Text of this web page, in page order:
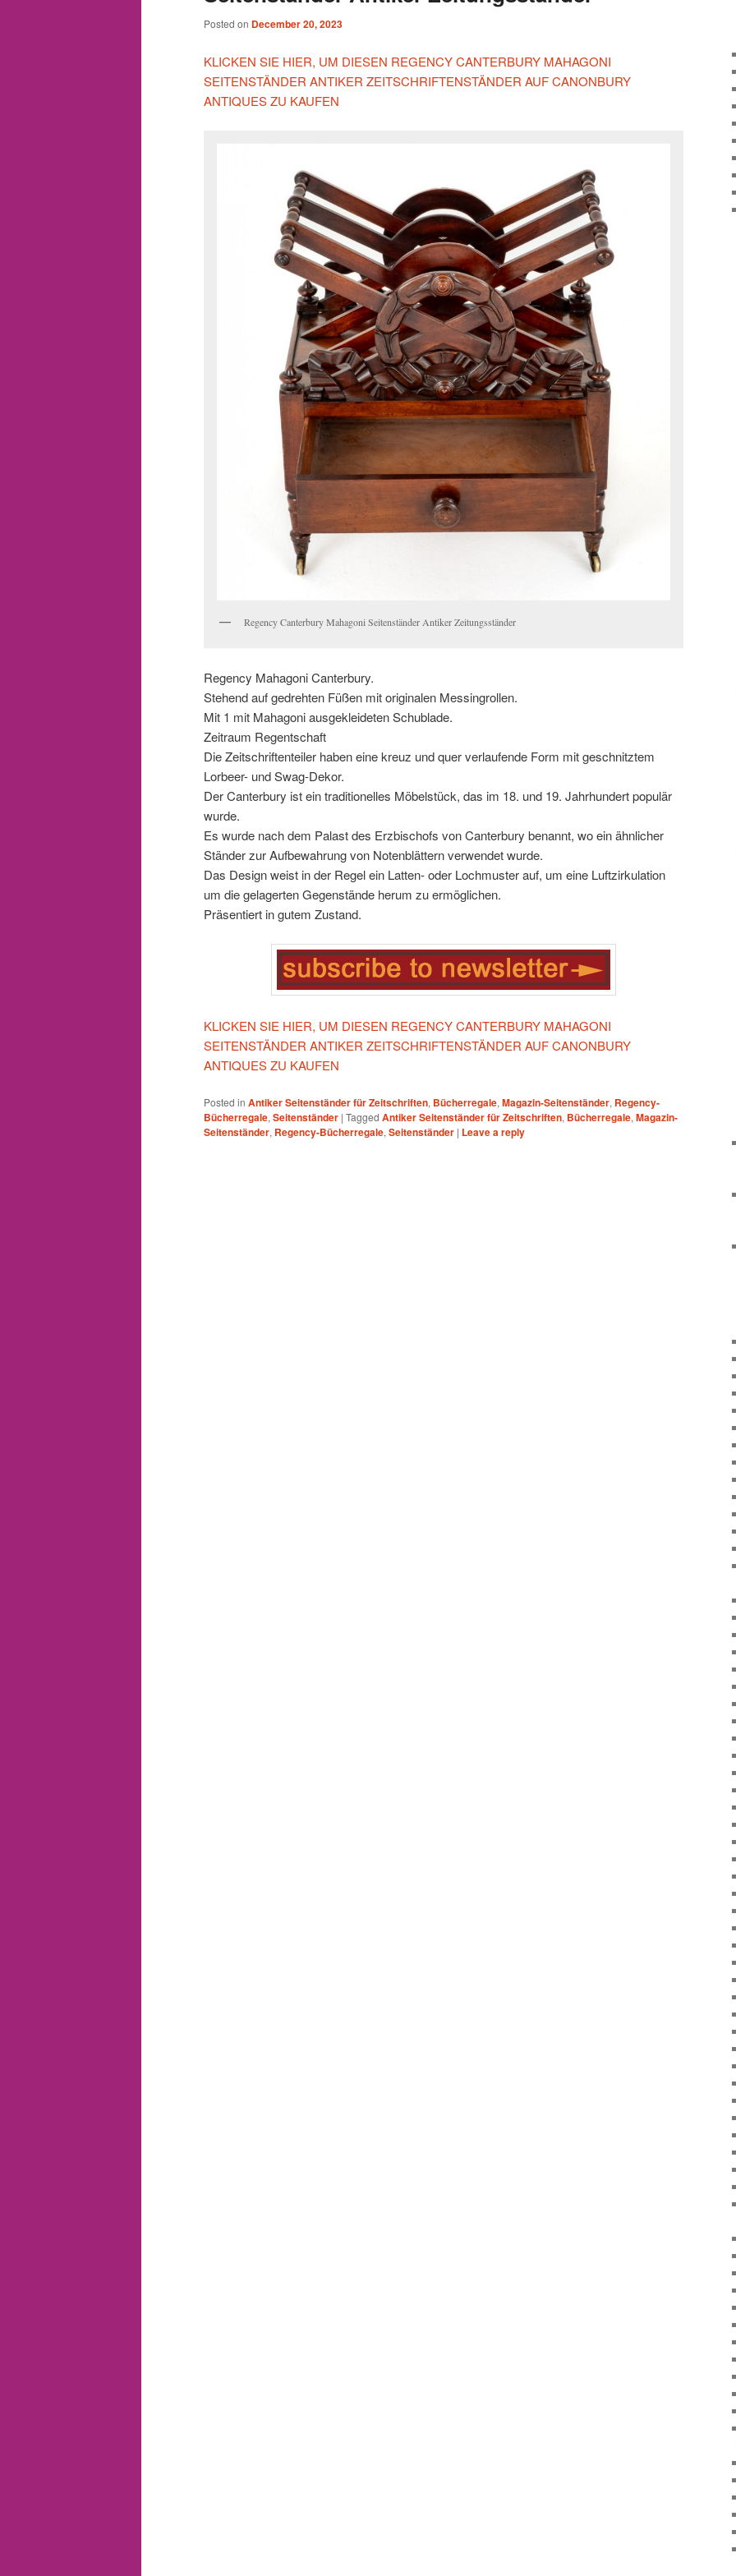
Posted on December 20, 2023
KLICKEN SIE HIER, UM DIESEN REGENCY CANTERBURY MAHAGONI
SEITENSTÄNDER ANTIKER ZEITSCHRIFTENSTÄNDER AUF CANONBURY
ANTIQUES ZU KAUFEN
Regency Canterbury Mahagoni Seitenständer Antiker Zeitungsständer
Regency Mahagoni Canterbury.
Stehend auf gedrehten Füßen mit originalen Messingrollen.
Mit 1 mit Mahagoni ausgekleideten Schublade.
Zeitraum Regentschaft
Die Zeitschriftenteiler haben eine kreuz und quer verlaufende Form mit geschnitztem
Lorbeer- und Swag-Dekor.
Der Canterbury ist ein traditionelles Möbelstück, das im 18. und 19. Jahrhundert populär
wurde.
Es wurde nach dem Palast des Erzbischofs von Canterbury benannt, wo ein ähnlicher
Ständer zur Aufbewahrung von Notenblättern verwendet wurde.
Das Design weist in der Regel ein Latten- oder Lochmuster auf, um eine Luftzirkulation
um die gelagerten Gegenstände herum zu ermöglichen.
Präsentiert in gutem Zustand.
KLICKEN SIE HIER, UM DIESEN REGENCY CANTERBURY MAHAGONI
SEITENSTÄNDER ANTIKER ZEITSCHRIFTENSTÄNDER AUF CANONBURY
ANTIQUES ZU KAUFEN
Posted in Antiker Seitenständer für Zeitschriften, Bücherregale, Magazin-Seitenständer, Regency-
Bücherregale, Seitenständer | Tagged Antiker Seitenständer für Zeitschriften, Bücherregale, Magazin-
Seitenständer, Regency-Bücherregale, Seitenständer | Leave a reply